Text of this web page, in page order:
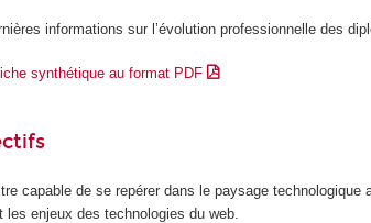
informations sur l’évolution professionnelle des
synthétique au format PDF
capable de se repérer dans le paysage
les enjeux des technologies du web.